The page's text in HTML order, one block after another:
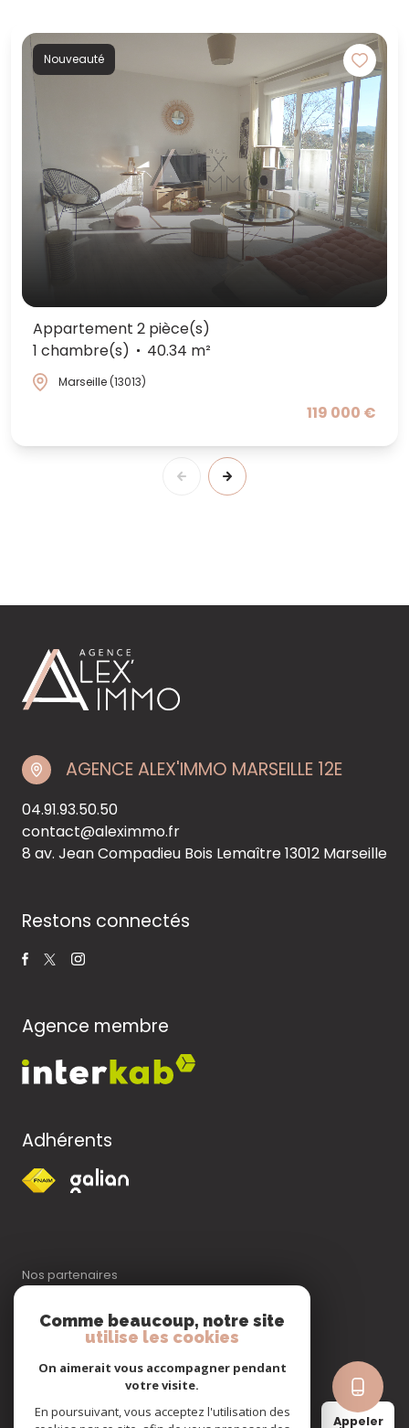
Appeler
Nouveauté
Appartement 2 pièce(s)
1 chambre(s)
40.34 m²
Marseille (13013)
119 000 €
AGENCE ALEX'IMMO MARSEILLE 12E
04.91.93.50.50
contact@aleximmo.fr
8 av. Jean Compadieu Bois Lemaître13012 Marseille
Restons connectés
Agence membre
Adhérents
Nos partenaires
Mentions légales
Admin
Nos honoraires
Comme beaucoup, notre site
utilise les cookies
On aimerait vous accompagner pendant
votre visite.
En poursuivant, vous acceptez l'utilisation des